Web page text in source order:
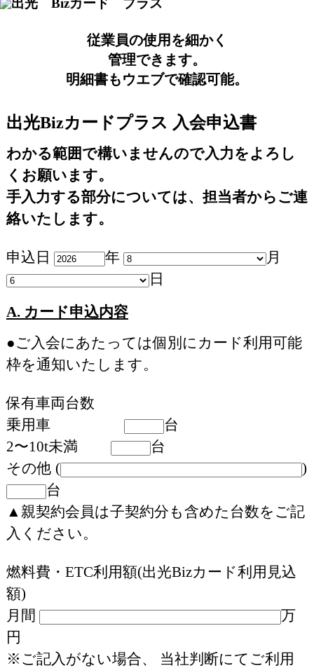
従業員の使用を細かく
管理できます。
明細書もウエブで確認可能。
出光Bizカードプラス 入会申込書
わかる範囲で構いませんので入力をよろし
くお願います。
手入力する部分については、担当者からご連
絡いたします。
申込日 年
月
日
A. カード申込内容
●ご入会にあたっては個別にカード利用可能
枠を通知いたします。
保有車両台数
乗用車
台
2〜10t未満
台
その他 (
)
台
▲親契約会員は子契約分も含めた台数をご記
入ください。
燃料費・ETC利用額(出光Bizカード利用見込
額)
月間
万
円
※ご記入がない場合、 当社判断にてご利用